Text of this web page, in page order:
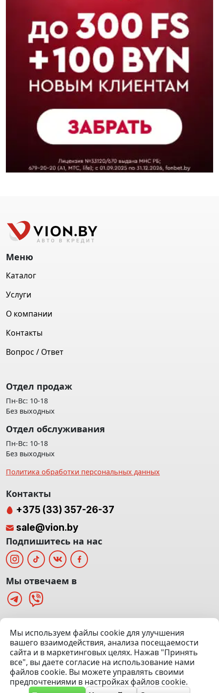
(Офис: 5 этаж | Осмотр авто: 5 этаж)
Посмотреть на карте
© 2020 — 2026 VION.BY — Продажа, выкуп и обмен | УНП
192961100 |Эвакуатор Минск
Меню
Каталог
Услуги
О компании
Контакты
Вопрос / Ответ
Отдел продаж
Пн-Вс: 10-18
Без выходных
Отдел обслуживания
Пн-Вс: 10-18
Без выходных
Политика обработки персональных данных
Мы используем файлы cookie для улучшения
вашего взаимодействия, анализа посещаемости
сайта и в маркетинговых целях. Нажав "Принять
все", вы даете согласие на использование нами
файлов cookie. Вы можете управлять своими
предпочтениями в настройках файлов cookie.
Контакты
+375 (33) 357-26-37
sale@vion.by
Подпишитесь на нас
Мы отвечаем в